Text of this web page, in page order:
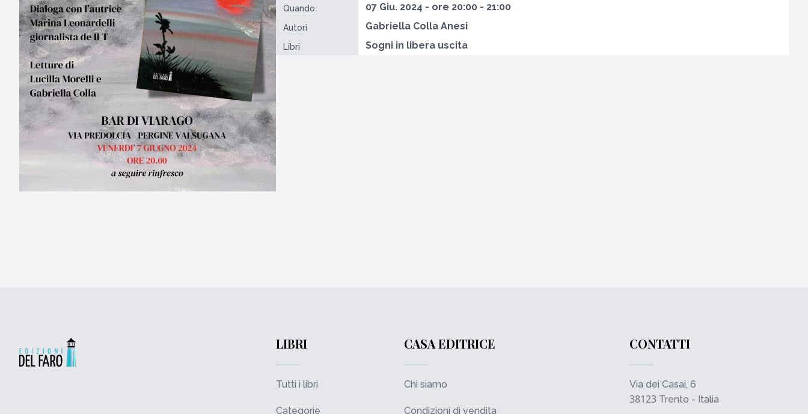
Quando 07 Giu. 2024 - ore 20:00 - 21:00
Autori Gabriella Colla Anesi
Libri Sogni in libera uscita
LIBRI
Tutti i libri
Categorie
CASA EDITRICE
Chi siamo
Condizioni di vendita
CONTATTI
Via dei Casai, 6
38123 Trento - Italia